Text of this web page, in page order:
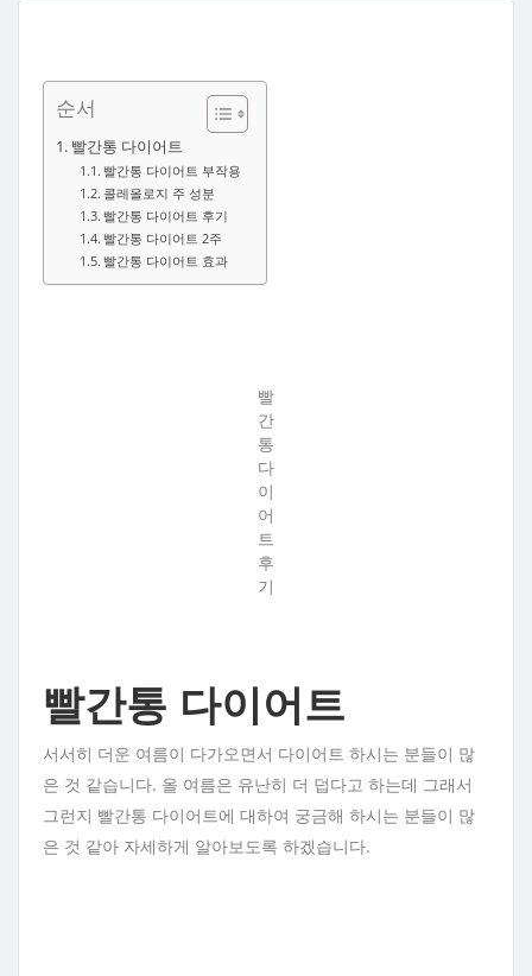
순서
빨간통 다이어트
빨간통 다이어트 부작용
콜레올로지 주 성분
빨간통 다이어트 후기
빨간통 다이어트 2주
빨간통 다이어트 효과
빨
간
통
다
이
어
트
후
기
빨간통 다이어트
서서히 더운 여름이 다가오면서 다이어트 하시는 분들이 많
은 것 같습니다. 올 여름은 유난히 더 덥다고 하는데 그래서
그런지 빨간통 다이어트에 대하여 궁금해 하시는 분들이 많
은 것 같아 자세하게 알아보도록 하겠습니다.